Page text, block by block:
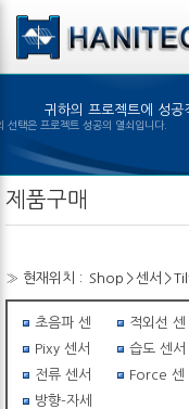
본문 바로가기
귀하의 프로젝트에 성공
제품의 선택은 프로젝트 성공의 열쇠입니
제품구매
» 현재위치 : Shop >센서 >
초음파 센서 적외선 센
Pixy 센서
습도 센서
전류 센서
Force 센
방향-자세센서